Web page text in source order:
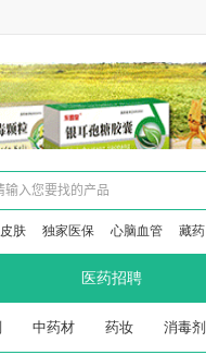
皮肤 独家医保 心脑血管 藏药
医药招聘
中药材 药妆 消毒剂